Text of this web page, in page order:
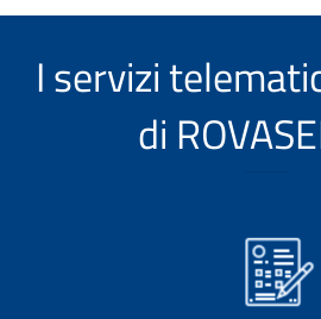
I servizi
di